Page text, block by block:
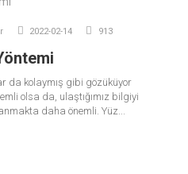
2022-02-14 913
da kolaymış gibi gözüküyor
olsa da, ulaştığımız bilgiyi
daha önemli. Yüz...